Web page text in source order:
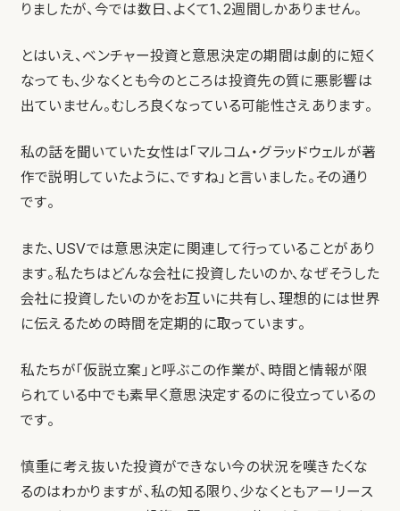
りましたが、今では数日、よくて1、2週間しかありません。
とはいえ、ベンチャー投資と意思決定の期間は劇的に短く
なっても、少なくとも今のところは投資先の質に悪影響は
出ていません。むしろ良くなっている可能性さえあります。
私の話を聞いていた女性は「マルコム・グラッドウェルが著
作で説明していたように、ですね」と言いました。その通り
です。
また、USVでは意思決定に関連して行っていることがあり
ます。私たちはどんな会社に投資したいのか、なぜそうした
会社に投資したいのかをお互いに共有し、理想的には世界
に伝えるための時間を定期的に取っています。
私たちが「仮説立案」と呼ぶこの作業が、時間と情報が限
られている中でも素早く意思決定するのに役立っているの
です。
慎重に考え抜いた投資ができない今の状況を嘆きたくな
るのはわかりますが、私の知る限り、少なくともアーリース